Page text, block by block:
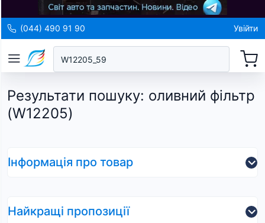
(044) 490 91 90 Увійти
Результати пошуку: оливний фільтр
(W12205)
Інформація про товар
Найкращі пропозиції